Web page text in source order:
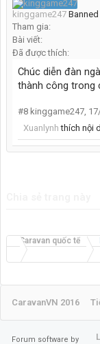
kinggame247 Banned
Tham gia:
Bài viết:
Đã được thích:
Chúc diễn đàn
thành công trong
#8 kinggame247,
Xuanlynh thích nội
Caravan quốc tế
CaravanVN 2016
Forum software by